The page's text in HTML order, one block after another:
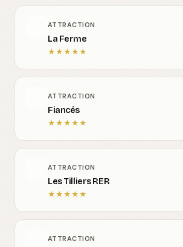
ATTRACTION
La Ferme
★★★★★
ATTRACTION
Fiancés
★★★★★
ATTRACTION
Les Tilliers RER
★★★★★
ATTRACTION